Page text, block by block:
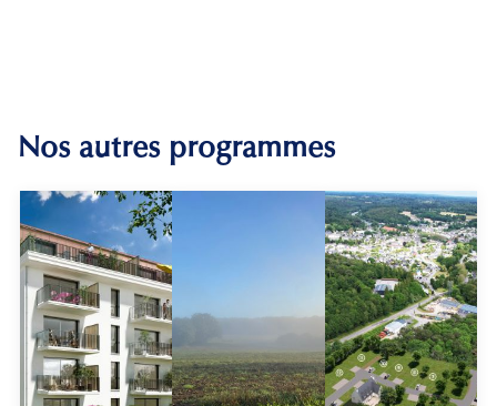
Nos autres programmes